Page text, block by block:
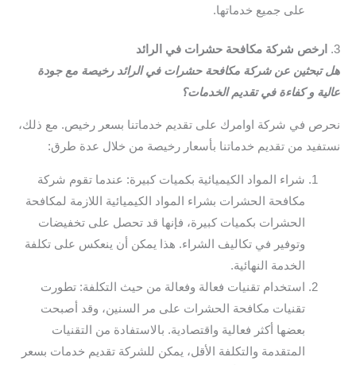
على جميع خدماتها.
3.
ارخص شركة مكافحة حشرات في الرائد
هل تبحثين عن شركة مكافحة حشرات في الرائد رخيصة مع جودة
عالية و كفاءة في تقديم الخدمات؟
نحرص في شركة اوامرك على تقديم خدماتنا بسعر رخيص. مع ذلك،
نستفيد من تقديم خدماتنا بأسعار رخيصة من خلال عدة طرق:
شراء المواد الكيميائية بكميات كبيرة: عندما تقوم شركة
مكافحة الحشرات بشراء المواد الكيميائية اللازمة لمكافحة
الحشرات بكميات كبيرة، فإنها قد تحصل على تخفيضات
وتوفير في تكاليف الشراء. هذا يمكن أن ينعكس على تكلفة
الخدمة النهائية.
استخدام تقنيات فعالة وفعالة من حيث التكلفة: تطورت
تقنيات مكافحة الحشرات على مر السنين، وقد أصبحت
بعضها أكثر فعالية واقتصادية. بالاستفادة من التقنيات
المتقدمة والتكلفة الأقل، يمكن للشركة تقديم خدمات بسعر